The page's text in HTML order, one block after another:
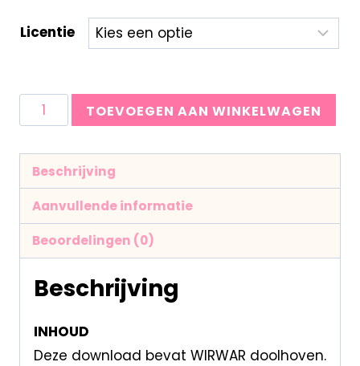
Licentie
TOEVOEGEN AAN WINKELWAGEN
Beschrijving
Aanvullende informatie
Beoordelingen (0)
Beschrijving
INHOUD
Deze download bevat WIRWAR doolhoven.